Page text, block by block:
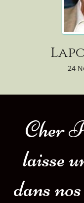
24
Cher
laisse
dans